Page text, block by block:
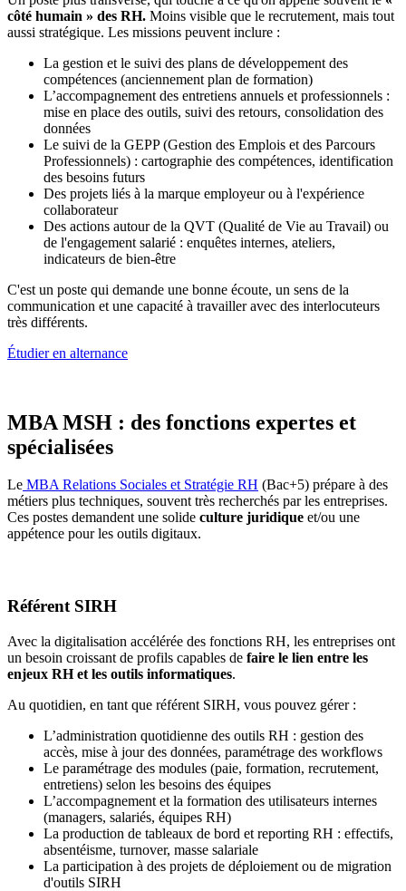
côté humain » des RH. Moins visible que le recrutement, mais tout
aussi stratégique. Les missions peuvent inclure :
La gestion et le suivi des plans de développement des
compétences (anciennement plan de formation)
L’accompagnement des entretiens annuels et professionnels :
mise en place des outils, suivi des retours, consolidation des
données
Le suivi de la GEPP (Gestion des Emplois et des Parcours
Professionnels) : cartographie des compétences, identification
des besoins futurs
Des projets liés à la marque employeur ou à l'expérience
collaborateur
Des actions autour de la QVT (Qualité de Vie au Travail) ou
de l'engagement salarié : enquêtes internes, ateliers,
indicateurs de bien-être
C'est un poste qui demande une bonne écoute, un sens de la
communication et une capacité à travailler avec des interlocuteurs
très différents.
Étudier en alternance
MBA MSH : des fonctions expertes et
spécialisées
Le MBA Relations Sociales et Stratégie RH (Bac+5) prépare à des
métiers plus techniques, souvent très recherchés par les entreprises.
Ces postes demandent une solide culture juridique et/ou une
appétence pour les outils digitaux.
Référent SIRH
Avec la digitalisation accélérée des fonctions RH, les entreprises ont
un besoin croissant de profils capables de faire le lien entre les
enjeux RH et les outils informatiques.
Au quotidien, en tant que référent SIRH, vous pouvez gérer :
L’administration quotidienne des outils RH : gestion des
accès, mise à jour des données, paramétrage des workflows
Le paramétrage des modules (paie, formation, recrutement,
entretiens) selon les besoins des équipes
L’accompagnement et la formation des utilisateurs internes
(managers, salariés, équipes RH)
La production de tableaux de bord et reporting RH : effectifs,
absentéisme, turnover, masse salariale
La participation à des projets de déploiement ou de migration
d'outils SIRH